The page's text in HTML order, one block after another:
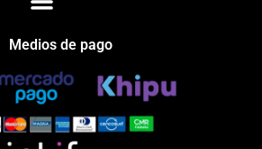
Medios de pago